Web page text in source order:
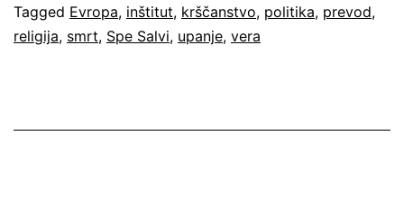
za
Tagged Evropa, inštitut, krščanstvo, politika, prevod,
religija, smrt, Spe Salvi, upanje, vera